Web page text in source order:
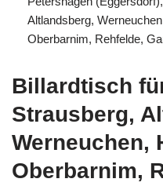
Altlandsberg,
Oberbarnim, Rehfelde,
Billardtisch
Strausberg,
Werneuchen,
Oberbarnim,